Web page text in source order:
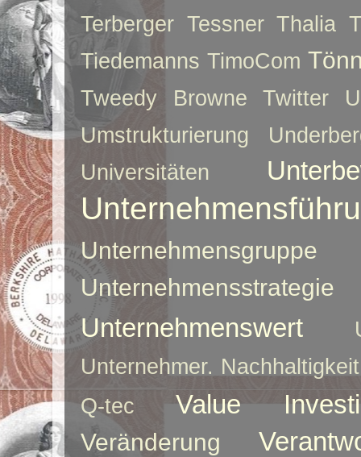
Terberger Tessner Thalia
Tiedemanns TimoCom
Tweedy Browne Twitter
Umstrukturierung
Universitäten
Unternehmensgruppe
Unternehmensstrategie
Unternehmenswert
Unternehmer. Nachhaltigkeit
Q-tec
Value
Veränderung